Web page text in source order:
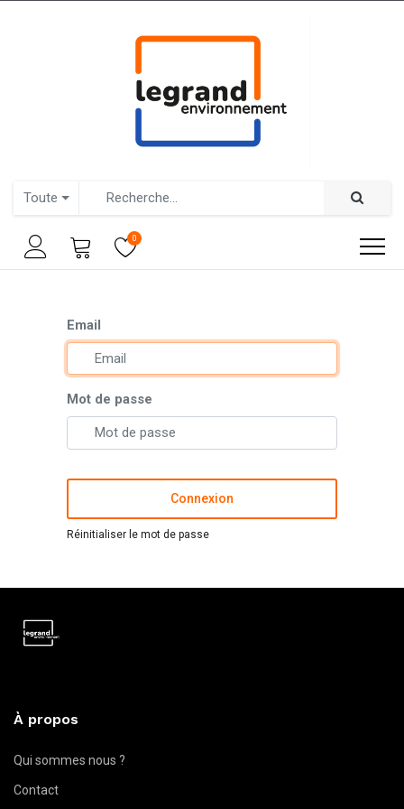
Toute
0
Email
Mot de passe
Connexion
Réinitialiser le mot de passe
À propos
Qui sommes nous ?
Contact